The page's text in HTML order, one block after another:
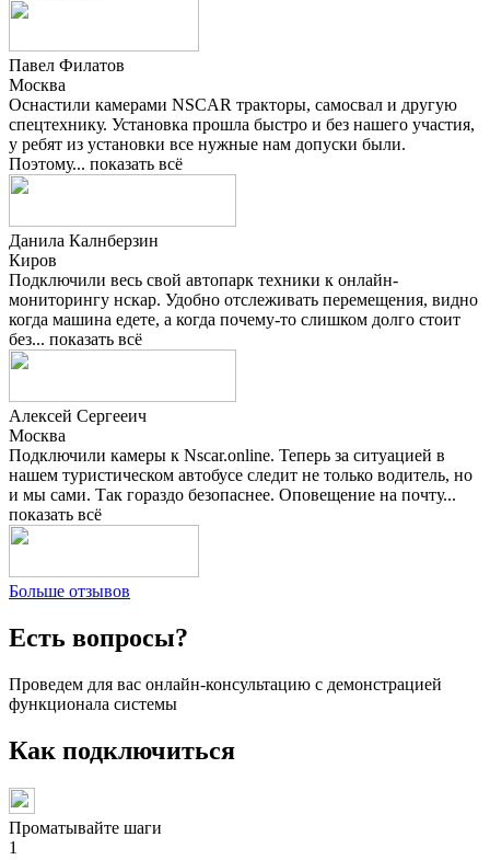
Павел Филатов
Москва
Оснастили камерами NSCAR тракторы, самосвал и другую
спецтехнику. Установка прошла быстро и без нашего участия,
у ребят из установки все нужные нам допуски были.
Поэтому... показать всё
Данила Калнберзин
Киров
Подключили весь свой автопарк техники к онлайн-
мониторингу нскар. Удобно отслеживать перемещения, видно
когда машина едете, а когда почему-то слишком долго стоит
без... показать всё
Алексей Сергееич
Москва
Подключили камеры к Nscar.online. Теперь за ситуацией в
нашем туристическом автобусе следит не только водитель, но
и мы сами. Так гораздо безопаснее. Оповещение на почту...
показать всё
Больше отзывов
Есть вопросы?
Проведем для вас онлайн-консультацию с демонстрацией
функционала системы
Как подключиться
Проматывайте шаги
1